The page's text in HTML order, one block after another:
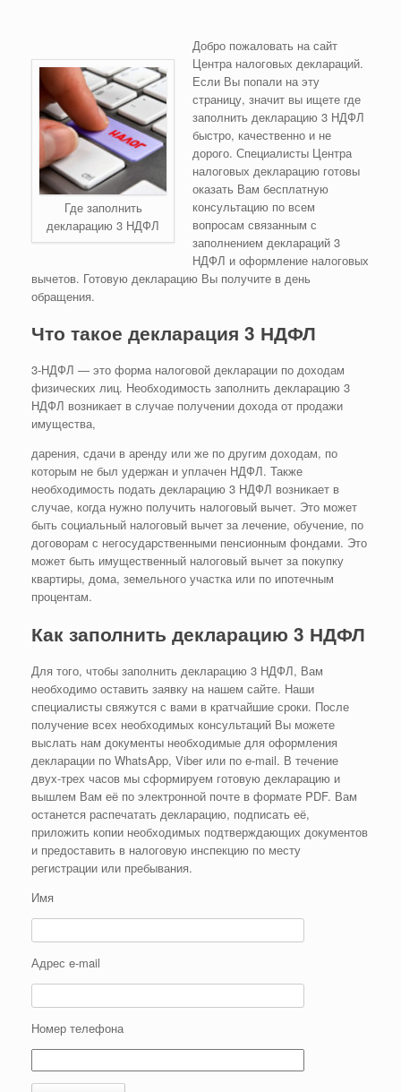
Где заполнить
декларацию 3 НДФЛ
Добро пожаловать на сайт
Центра налоговых деклараций.
Если Вы попали на эту
страницу, значит вы ищете где
заполнить декларацию 3 НДФЛ
быстро, качественно и не
дорого. Специалисты Центра
налоговых декларацию готовы
оказать Вам бесплатную
консультацию по всем
вопросам связанным с
заполнением деклараций 3
НДФЛ и оформление налоговых
вычетов. Готовую декларацию Вы получите в день
обращения.
Что такое декларация 3 НДФЛ
3-НДФЛ — это форма налоговой декларации по доходам
физических лиц. Необходимость заполнить декларацию 3
НДФЛ возникает в случае получении дохода от продажи
имущества,
дарения, сдачи в аренду или же по другим доходам, по
которым не был удержан и уплачен НДФЛ. Также
необходимость подать декларацию 3 НДФЛ возникает в
случае, когда нужно получить налоговый вычет. Это может
быть социальный налоговый вычет за лечение, обучение, по
договорам с негосударственными пенсионным фондами. Это
может быть имущественный налоговый вычет за покупку
квартиры, дома, земельного участка или по ипотечным
процентам.
Как заполнить декларацию 3 НДФЛ
Для того, чтобы заполнить декларацию 3 НДФЛ, Вам
необходимо оставить заявку на нашем сайте. Наши
специалисты свяжутся с вами в кратчайшие сроки. После
получение всех необходимых консультаций Вы можете
выслать нам документы необходимые для оформления
декларации по WhatsApp, Viber или по e-mail. В течение
двух-трех часов мы сформируем готовую декларацию и
вышлем Вам её по электронной почте в формате PDF. Вам
останется распечатать декларацию, подписать её,
приложить копии необходимых подтверждающих документов
и предоставить в налоговую инспекцию по месту
регистрации или пребывания.
Имя
Адрес e-mail
Номер телефона